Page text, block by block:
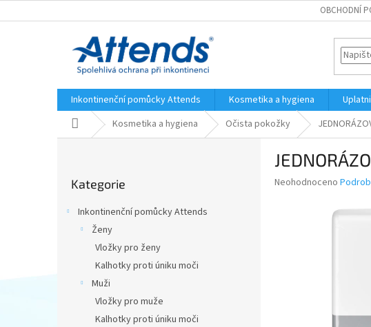
na
OBCHODNÍ
Inkontinenční pomůcky Attends Kosmetika a hygiena
Domů Kosmetika a hygiena Očista pokožky
kategorie
Kategorie
Inkontinenční pomůcky Attends
Ženy
Vložky pro ženy
Kalhotky proti úniku moči
Muži
Vložky pro muže
Kalhotky proti úniku moči
Průměrné
Neohodnoceno